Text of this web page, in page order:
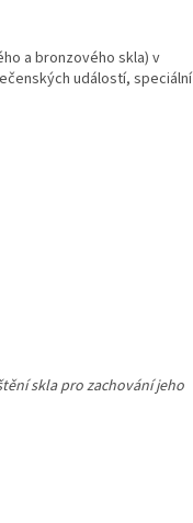
a bronzového skla) v
událostí, speciální
skla pro zachování jeho